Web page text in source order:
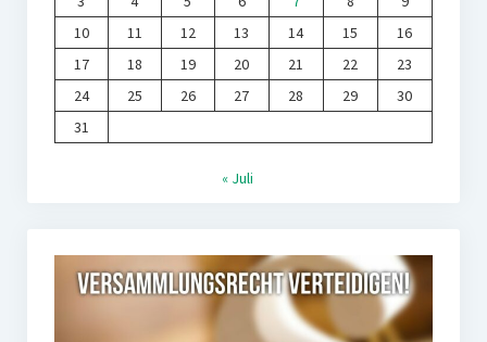
10
11 12 13 14 15
16
17
18 19 20 21 22
23
24
25 26 27 28 29
30
31
« Juli